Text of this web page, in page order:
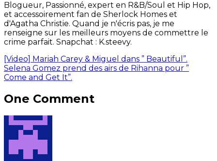
Blogueur, Passionné, expert en R&B/Soul et Hip Hop,
et accessoirement fan de Sherlock Homes et
d'Agatha Christie. Quand je n'écris pas, je me
renseigne sur les meilleurs moyens de commettre le
crime parfait. Snapchat : K.steevy.
[Video] Mariah Carey & Miguel dans ” Beautiful”.
Selena Gomez prend des airs de Rihanna pour ”
Come and Get It”.
One Comment